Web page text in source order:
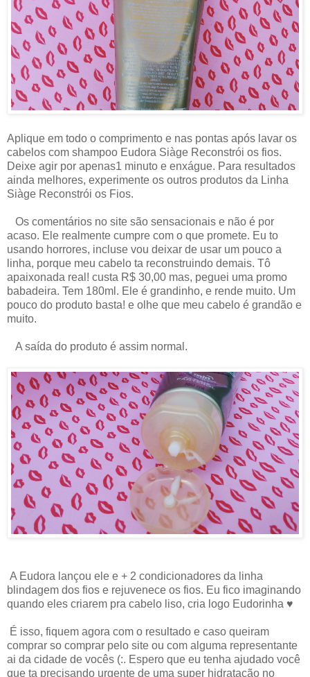
Aplique em todo o comprimento e nas pontas após lavar os
cabelos com shampoo Eudora Siàge Reconstrói os fios.
Deixe agir por apenas1 minuto e enxágue. Para resultados
ainda melhores, experimente os outros produtos da Linha
Siàge Reconstrói os Fios.
Os comentários no site são sensacionais e não é por
acaso. Ele realmente cumpre com o que promete. Eu to
usando horrores, incluse vou deixar de usar um pouco a
linha, porque meu cabelo ta reconstruindo demais. Tô
apaixonada real! custa R$ 30,00 mas, peguei uma promo
babadeira. Tem 180ml. Ele é grandinho, e rende muito. Um
pouco do produto basta! e olhe que meu cabelo é grandão e
muito.
A saída do produto é assim normal.
A Eudora lançou ele e + 2 condicionadores da linha
blindagem dos fios e rejuvenece os fios. Eu fico imaginando
quando eles criarem pra cabelo liso, cria logo Eudorinha ♥
É isso, fiquem agora com o resultado e caso queiram
comprar so comprar pelo site ou com alguma representante
ai da cidade de vocês (:. Espero que eu tenha ajudado você
que ta precisando urgente de uma super hidratação no